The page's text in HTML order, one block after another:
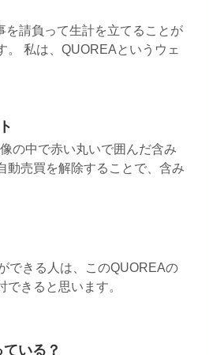
を請負って生計を立てることが
。 私は、QUOREAというウェ
の中で赤い丸いで囲んだ含み
動売買を解除することで、含み
できる人は、このQUOREAの
きると思います。
いる？